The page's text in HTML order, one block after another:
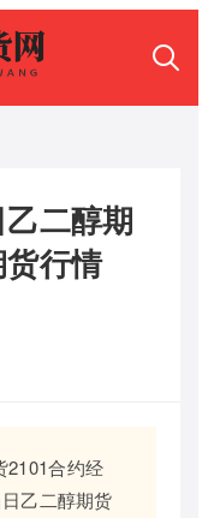
二醇期
行情
2101合约经
乙二醇期货